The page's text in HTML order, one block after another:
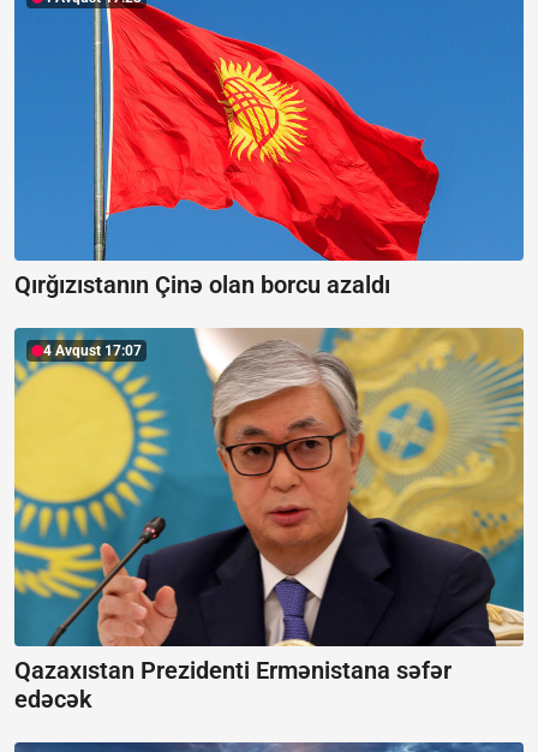
Qırğızıstanın Çinə olan borcu azaldı
4 Avqust 17:07
Qazaxıstan Prezidenti Ermənistana səfər
edəcək